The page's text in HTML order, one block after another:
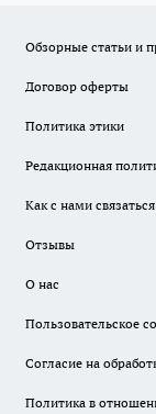
Обзорные статьи и
Договор оферты
Политика этики
Редакционная
Как с нами связаться
Отзывы
О нас
Пользовательское
Согласие на
Политика в